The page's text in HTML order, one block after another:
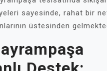
sayesinde, rahat bir
üstesinden